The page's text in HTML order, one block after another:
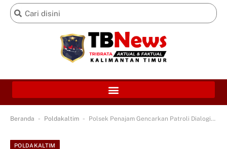
Beranda - Poldakaltim - Polsek Penajam Gencarkan Patroli Dialogis untuk Antisipasi Gangguan Kamtibmas
POLDAKALTIM